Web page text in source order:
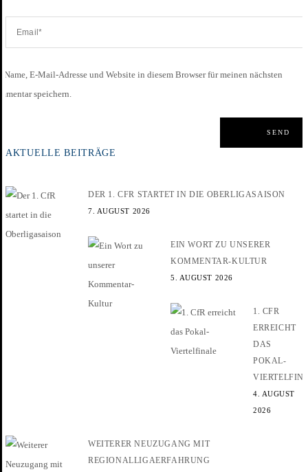
Name, E-Mail-Adresse und Website in diesem Browser für meinen nächsten
speichern.
AKTUELLE BEITRÄGE
DER 1. CFR STARTET IN DIE OBERLIGASAISON
7. AUGUST 2026
EIN WORT ZU UNSERER
KOMMENTAR-KULTUR
5. AUGUST 2026
1. CFR
ERREICHT
DAS
POKAL-
4. AUGUST
2026
WEITERER NEUZUGANG MIT
REGIONALLIGAERFAHRUNG